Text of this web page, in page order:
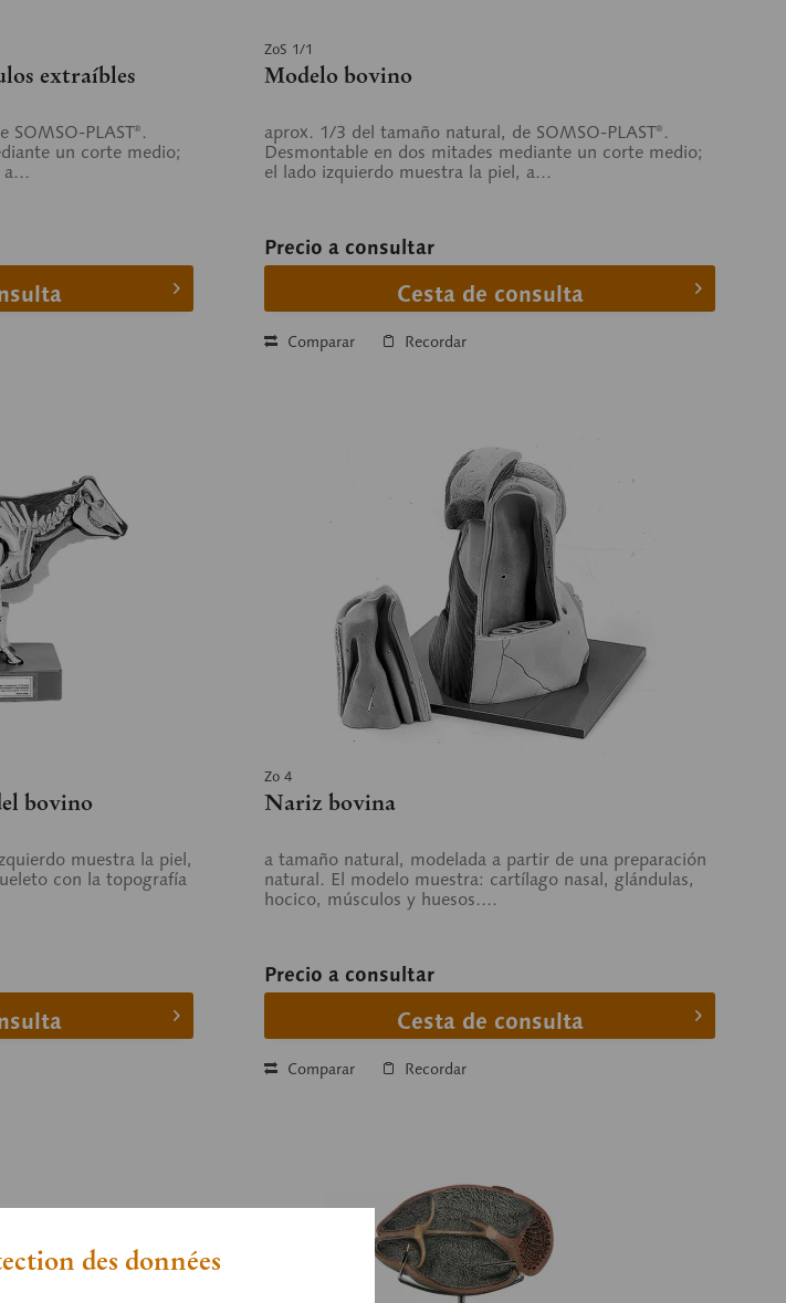
extraíbles
PLAST®.
un corte medio;
ZoS 1/1
Modelo bovino
aprox. 1/3 del tamaño natural, de SOMSO-PLAST®.
Desmontable en dos mitades mediante un corte medio;
el lado izquierdo muestra la piel, a...
Precio a consultar
Cesta de consulta
Comparar Recordar
bovino
muestra la piel,
con la topografía
Zo 4
Nariz bovina
a tamaño natural, modelada a partir de una preparación
natural. El modelo muestra: cartílago nasal, glándulas,
hocico, músculos y huesos....
Precio a consultar
Cesta de consulta
Comparar Recordar
des données